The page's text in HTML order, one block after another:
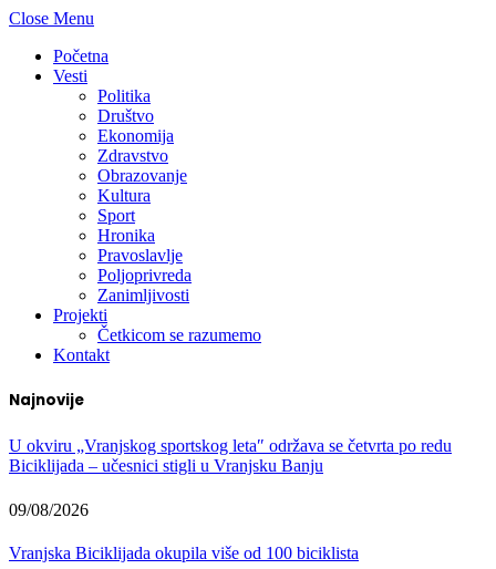
Close Menu
Početna
Vesti
Politika
Društvo
Ekonomija
Zdravstvo
Obrazovanje
Kultura
Sport
Hronika
Pravoslavlje
Poljoprivreda
Zanimljivosti
Projekti
Četkicom se razumemo
Kontakt
Najnovije
U okviru „Vranjskog sportskog leta″ održava se četvrta po redu
Biciklijada – učesnici stigli u Vranjsku Banju
09/08/2026
Vranjska Biciklijada okupila više od 100 biciklista